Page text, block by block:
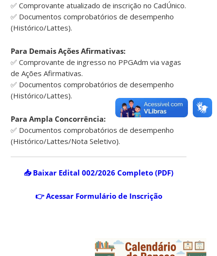
✅ Comprovante atualizado de inscrição no CadÚnico.
✅ Documentos comprobatórios de desempenho
(Histórico/Lattes).
Para Demais Ações Afirmativas:
✅ Comprovante de ingresso no PPGAdm via vagas
de Ações Afirmativas.
✅ Documentos comprobatórios de desempenho
(Histórico/Lattes).
Para Ampla Concorrência:
✅ Documentos comprobatórios de desempenho
(Histórico/Lattes/Nota Seletivo).
📥 Baixar Edital 002/2026 Completo (PDF)
👉 Acessar Formulário de Inscrição